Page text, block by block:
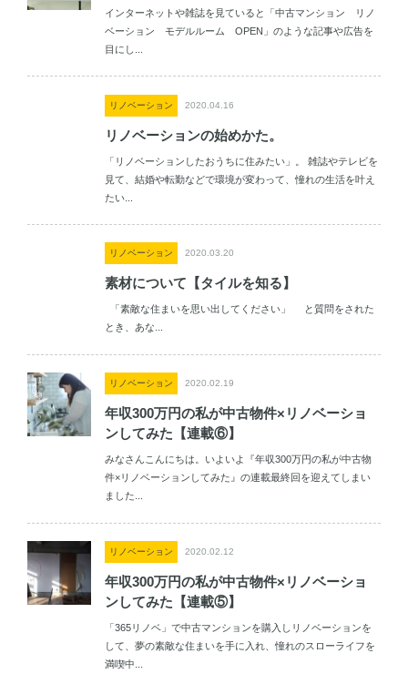
インターネットや雑誌を見ていると「中古マンション リノ
ベーション モデルルーム OPEN」のような記事や広告を
目にし...
リノベーション 2020.04.16
リノベーションの始めかた。
「リノベーションしたおうちに住みたい」。 雑誌やテレビを
見て、結婚や転勤などで環境が変わって、憧れの生活を叶え
たい...
リノベーション 2020.03.20
素材について【タイルを知る】
「素敵な住まいを思い出してください」 と質問をされた
とき、あな...
リノベーション 2020.02.19
年収300万円の私が中古物件×リノベーショ
ンしてみた【連載⑥】
みなさんこんにちは。いよいよ『年収300万円の私が中古物
件×リノベーションしてみた』の連載最終回を迎えてしまい
ました...
リノベーション 2020.02.12
年収300万円の私が中古物件×リノベーショ
ンしてみた【連載⑤】
「365リノベ」で中古マンションを購入しリノベーションを
して、夢の素敵な住まいを手に入れ、憧れのスローライフを
満喫中...